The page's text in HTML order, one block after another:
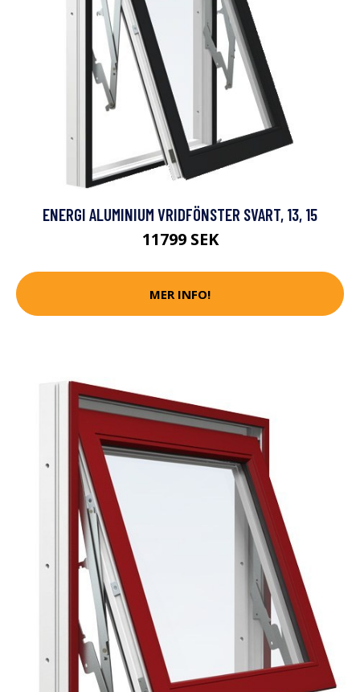
ENERGI ALUMINIUM VRIDFÖNSTER SVART, 13, 15
11799 SEK
MER INFO!